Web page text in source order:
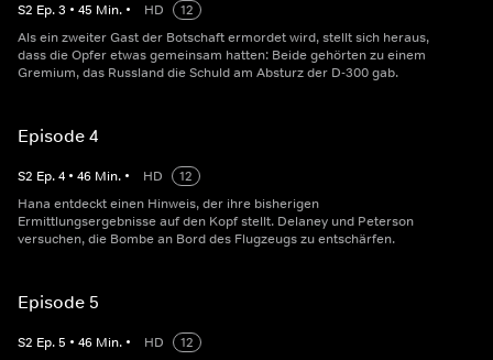
S2 Ep.3 • 45 Min. • HD
12
Als ein zweiter Gast der Botschaft ermordet wird, stellt sich heraus,
dass die Opfer etwas gemeinsam hatten: Beide gehörten zu einem
Gremium, das Russland die Schuld am Absturz der D-300 gab.
Episode 4
S2 Ep.4 • 46 Min. • HD
12
Hana entdeckt einen Hinweis, der ihre bisherigen
Ermittlungsergebnisse auf den Kopf stellt. Delaney und Peterson
versuchen, die Bombe an Bord des Flugzeugs zu entschärfen.
Episode 5
S2 Ep.5 • 46 Min. • HD
12